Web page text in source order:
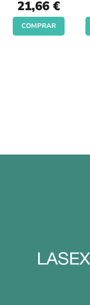
21,66 €
COMPRAR